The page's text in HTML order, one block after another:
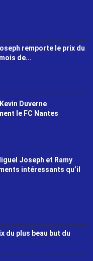
remporte le prix du
de...
Duverne
le FC Nantes
Joseph et Ramy
intéressants qu’il
du plus beau but du